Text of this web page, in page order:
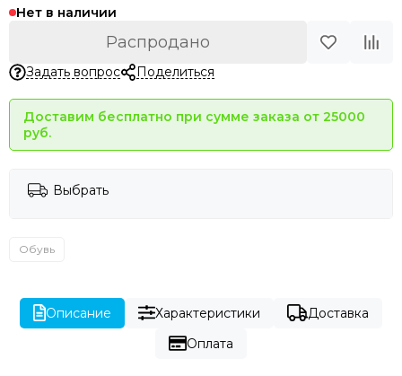
Нет в наличии
Распродано
Задать вопрос Поделиться
Доставим бесплатно при сумме заказа от 25000
руб.
Выбрать
Обувь
Описание Характеристики
Доставка
Оплата